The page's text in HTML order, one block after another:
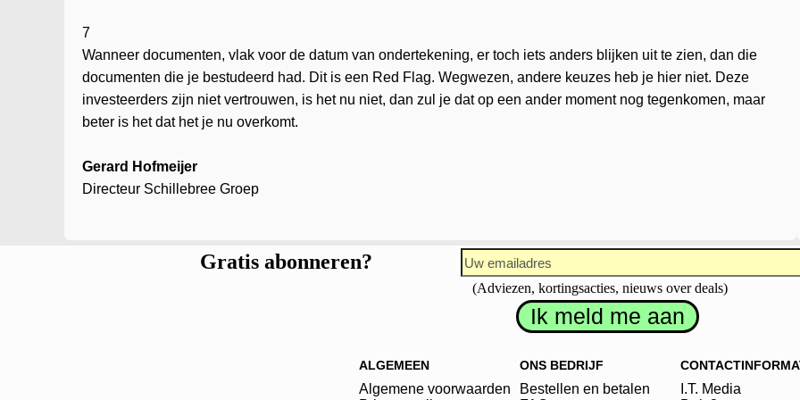
7
Wanneer documenten, vlak voor de datum van ondertekening, er toch iets anders blijken uit te zien, dan die
documenten die je bestudeerd had. Dit is een Red Flag. Wegwezen, andere keuzes heb je hier niet. Deze
investeerders zijn niet vertrouwen, is het nu niet, dan zul je dat op een ander moment nog tegenkomen, maar
beter is het dat het je nu overkomt.
Gerard Hofmeijer
Directeur Schillebree Groep
Gratis abonneren?
(Adviezen, kortingsacties, nieuws over deals)
ALGEMEEN
Algemene voorwaarden
ONS BEDRIJF
Bestellen en betalen
I.T. Media